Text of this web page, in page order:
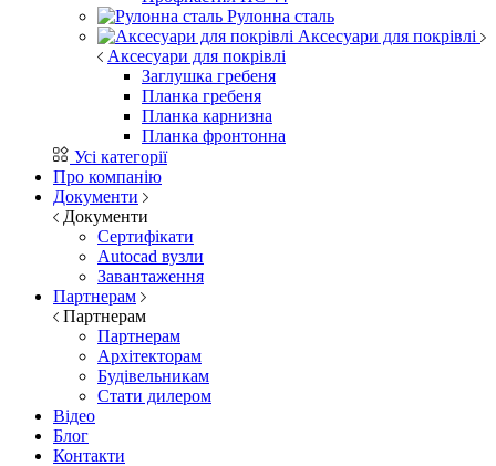
Рулонна сталь
Аксесуари для покрівлі
Аксесуари для покрівлі
Заглушка гребеня
Планка гребеня
Планка карнизна
Планка фронтонна
Усі категорії
Про компанію
Документи
Документи
Сертифікати
Autocad вузли
Завантаження
Партнерам
Партнерам
Партнерам
Архітекторам
Будівельникам
Стати дилером
Відео
Блог
Контакти